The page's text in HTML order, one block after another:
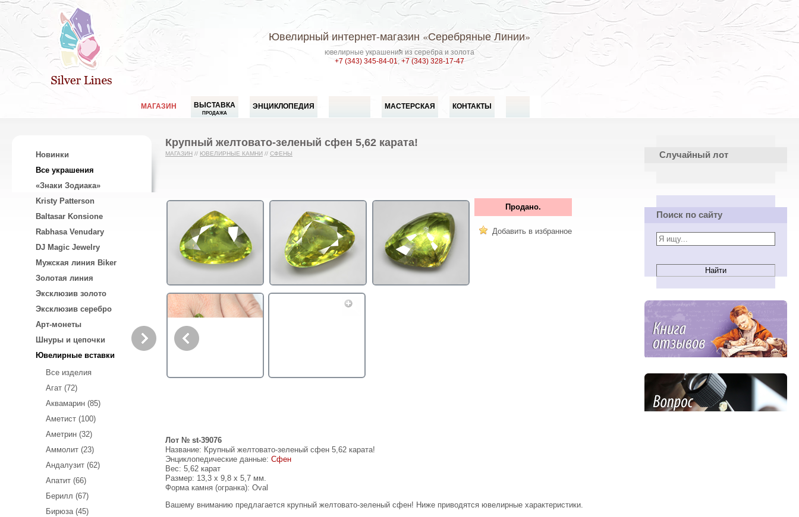
Ювелирный интернет-магазин «Серебряные Линии»
ювелирные украшения из серебра и золота
+7 (343) 345-84-01,+7 (343) 328-17-47
МАГАЗИН ВЫСТАВКА
ПРОДАЖА
ЭНЦИКЛОПЕДИЯ МАСТЕРСКАЯ КОНТАКТЫ
Новинки
Все украшения
«Знаки Зодиака»
Kristy Patterson
Baltasar Konsione
Rabhasa Venudary
DJ Magic Jewelry
Мужская линия Biker
Золотая линия
Эксклюзив золото
Эксклюзив серебро
Арт-монеты
Шнуры и цепочки
Ювелирные вставки
Все изделия
Агат (72)
Аквамарин (85)
Аметист (100)
Аметрин (32)
Аммолит (23)
Андалузит (62)
Апатит (66)
Берилл (67)
Бирюза (45)
Крупный желтовато-зеленый сфен 5,62 карата!
МАГАЗИН // ЮВЕЛИРНЫЕ КАМНИ // СФЕНЫ
Продано.
Добавить в избранное
Лот № st-39076
Название: Крупный желтовато-зеленый сфен 5,62 карата!
Энциклопедические данные: Сфен
Вес: 5,62 карат
Размер: 13,3 x 9,8 x 5,7 мм.
Форма камня (огранка): Oval
Вашему вниманию предлагается крупный желтовато-зеленый сфен! Ниже приводятся ювелирные характеристики.
Случайный лот
Поиск по сайту